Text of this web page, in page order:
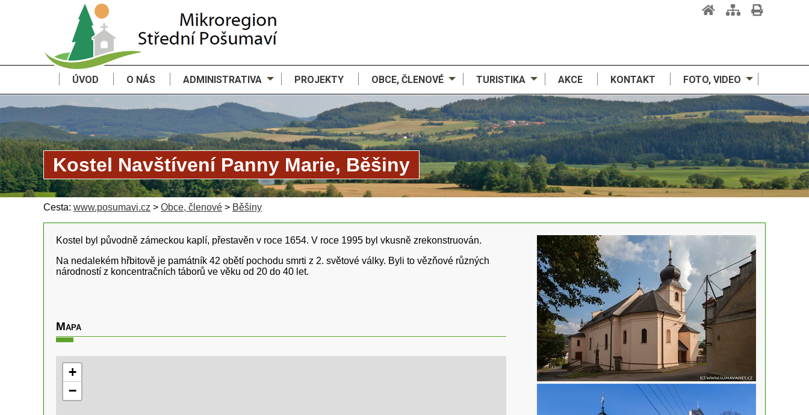
ÚVOD O NÁS ADMINISTRATIVA PROJEKTY OBCE, ČLENOVÉ TURISTIKA AKCE KONTAKT FOTO, VIDEO
Kostel Navštívení Panny Marie, Běšiny
Cesta: www.posumavi.cz > Obce, členové > Běšiny
Kostel byl původně zámeckou kaplí, přestavěn v roce 1654. V roce 1995 byl vkusně zrekonstruován.
Na nedalekém hřbitově je památník 42 obětí pochodu smrti z 2. světové války. Byli to vězňové různých
národností z koncentračních táborů ve věku od 20 do 40 let.
Mapa